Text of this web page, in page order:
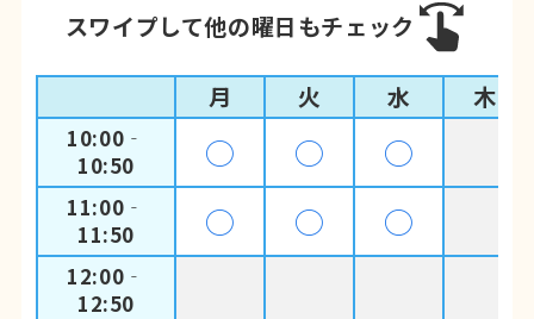
スワイプして他の曜日もチェック
月 火 水 木
10:00‐
10:50
◯ ◯ ◯
11:00‐
11:50
◯ ◯ ◯
12:00‐
12:50